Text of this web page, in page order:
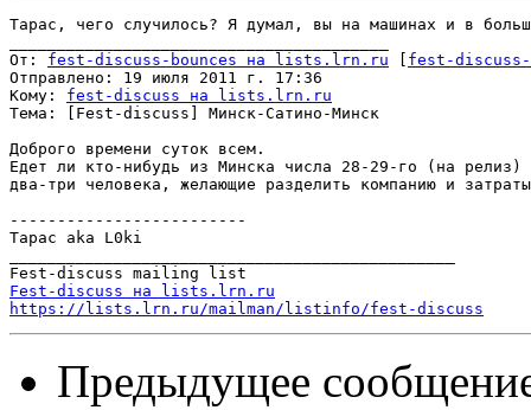
Тарас, чего случилось? Я думал, вы на машинах и в
От: fest-discuss-bounces на lists.lrn.ru
fest-
Отправлено: 19 июля 2011 г. 17:36
Кому: fest-discuss на lists.lrn.ru
Тема: [Fest-discuss] Минск-Сатино-Минск
Доброго времени суток всем.
Едет ли кто-нибудь из Минска числа 28-29-го (на релиз)
два-три человека, желающие разделить компанию и
-------------------------
Тарас aka L0ki
Fest-discuss на lists.lrn.ru
https://lists.lrn.ru/mailman/listinfo/fest-discuss
Предыдущее